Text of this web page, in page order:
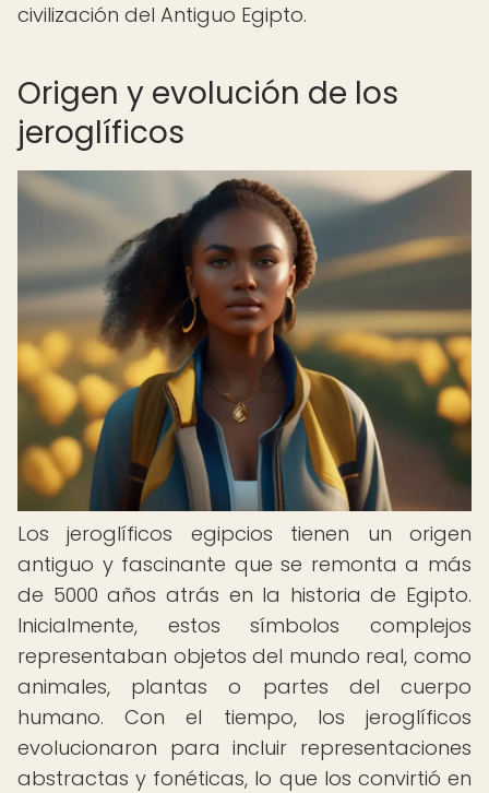
civilización del Antiguo Egipto.
Origen y evolución de los
jeroglíficos
Los jeroglíficos egipcios tienen un origen
antiguo y fascinante que se remonta a más
de 5000 años atrás en la historia de Egipto.
Inicialmente, estos símbolos complejos
representaban objetos del mundo real, como
animales, plantas o partes del cuerpo
humano. Con el tiempo, los jeroglíficos
evolucionaron para incluir representaciones
abstractas y fonéticas, lo que los convirtió en